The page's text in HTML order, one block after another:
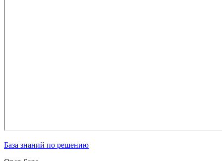
База знаний по решению